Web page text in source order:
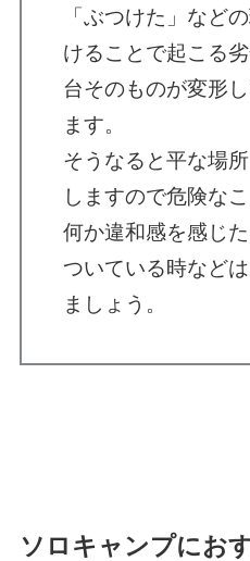
「ぶつけた」など
けることで起こる
台そのものが変形
ます。
そうなると平な場
しますので危険な
何か違和感を感じ
ついている時など
ましょう。
ソロキャンプにお